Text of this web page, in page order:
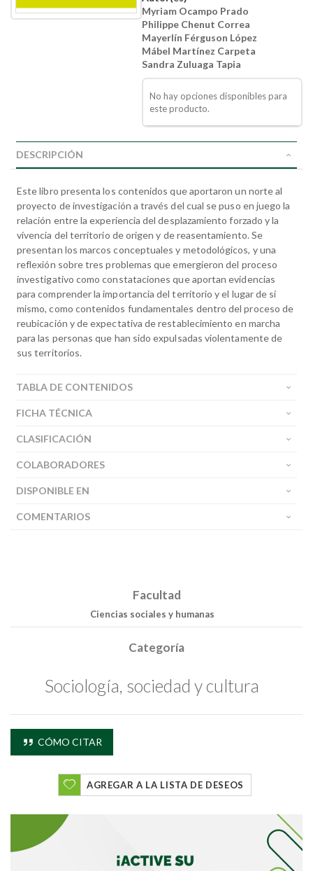
Myriam Ocampo Prado
Philippe Chenut Correa
Mayerlín Férguson López
Mábel Martínez Carpeta
Sandra Zuluaga Tapia
No hay opciones disponibles para
este producto.
DESCRIPCIÓN
Este libro presenta los contenidos que aportaron un norte al
proyecto de investigación a través del cual se puso en juego la
relación entre la experiencia del desplazamiento forzado y la
vivencia del territorio de origen y de reasentamiento. Se
presentan los marcos conceptuales y metodológicos, y una
reflexión sobre tres problemas que emergieron del proceso
investigativo como constataciones que aportan evidencias
para comprender la importancia del territorio y el lugar de sí
mismo, como contenidos fundamentales dentro del proceso de
reubicación y de expectativa de restablecimiento en marcha
para las personas que han sido expulsadas violentamente de
sus territorios.
TABLA DE CONTENIDOS
FICHA TÉCNICA
CLASIFICACIÓN
COLABORADORES
DISPONIBLE EN
COMENTARIOS
Facultad
Ciencias sociales y humanas
Categoría
Sociología, sociedad y cultura
CÓMO CITAR
AGREGAR A LA LISTA DE DESEOS